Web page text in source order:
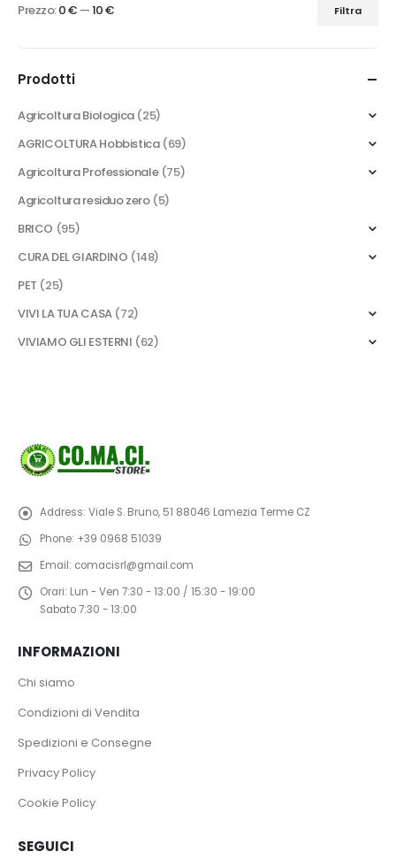
Filtra
Prezzo:0 € —10 €
Prodotti
Agricoltura Biologica (25)
AGRICOLTURA Hobbistica (69)
Agricoltura Professionale (75)
Agricoltura residuo zero (5)
BRICO (95)
CURA DEL GIARDINO (148)
PET (25)
VIVI LA TUA CASA (72)
VIVIAMO GLI ESTERNI (62)
Address: Viale S. Bruno, 51 88046 Lamezia Terme CZ
Phone: +39 0968 51039
Email: comacisrl@gmail.com
Orari: Lun - Ven 7:30 - 13:00 / 15:30 - 19:00
Sabato 7:30 - 13:00
INFORMAZIONI
Chi siamo
Condizioni di Vendita
Spedizioni e Consegne
Privacy Policy
Cookie Policy
SEGUICI